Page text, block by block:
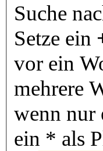
Suche
Setze ein
vor ein
mehrere
wenn nur
ein * als